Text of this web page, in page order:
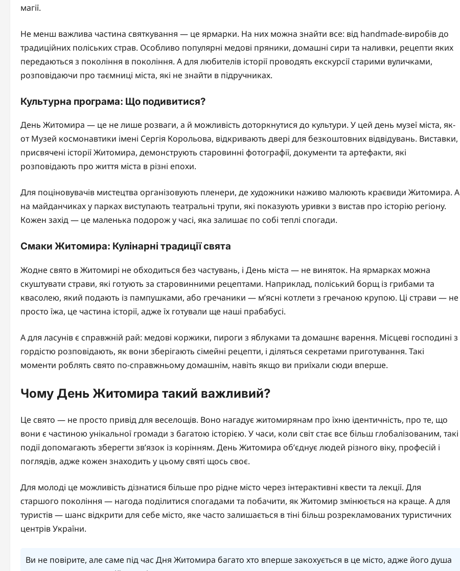
магії.
Не менш важлива частина святкування — це ярмарки. На них можна знайти все: від handmade-виробів до
традиційних поліських страв. Особливо популярні медові пряники, домашні сири та наливки, рецепти яких
передаються з покоління в покоління. А для любителів історії проводять екскурсії старими вуличками,
розповідаючи про таємниці міста, які не знайти в підручниках.
Культурна програма: Що подивитися?
День Житомира — це не лише розваги, а й можливість доторкнутися до культури. У цей день музеї міста, як-
от Музей космонавтики імені Сергія Корольова, відкривають двері для безкоштовних відвідувань. Виставки,
присвячені історії Житомира, демонструють старовинні фотографії, документи та артефакти, які
розповідають про життя міста в різні епохи.
Для поціновувачів мистецтва організовують пленери, де художники наживо малюють краєвиди Житомира. А
на майданчиках у парках виступають театральні трупи, які показують уривки з вистав про історію регіону.
Кожен захід — це маленька подорож у часі, яка залишає по собі теплі спогади.
Смаки Житомира: Кулінарні традиції свята
Жодне свято в Житомирі не обходиться без частувань, і День міста — не виняток. На ярмарках можна
скуштувати страви, які готують за старовинними рецептами. Наприклад, поліський борщ із грибами та
квасолею, який подають із пампушками, або гречаники — м’ясні котлети з гречаною крупою. Ці страви — не
просто їжа, це частина історії, адже їх готували ще наші прабабусі.
А для ласунів є справжній рай: медові коржики, пироги з яблуками та домашнє варення. Місцеві господині з
гордістю розповідають, як вони зберігають сімейні рецепти, і діляться секретами приготування. Такі
моменти роблять свято по-справжньому домашнім, навіть якщо ви приїхали сюди вперше.
Чому День Житомира такий важливий?
Це свято — не просто привід для веселощів. Воно нагадує житомирянам про їхню ідентичність, про те, що
вони є частиною унікальної громади з багатою історією. У часи, коли світ стає все більш глобалізованим, такі
події допомагають зберегти зв’язок із корінням. День Житомира об’єднує людей різного віку, професій і
поглядів, адже кожен знаходить у цьому святі щось своє.
Для молоді це можливість дізнатися більше про рідне місто через інтерактивні квести та лекції. Для
старшого покоління — нагода поділитися спогадами та побачити, як Житомир змінюється на краще. А для
туристів — шанс відкрити для себе місто, яке часто залишається в тіні більш розрекламованих туристичних
центрів України.
Ви не повірите, але саме під час Дня Житомира багато хто вперше закохується в це місто, адже його душа